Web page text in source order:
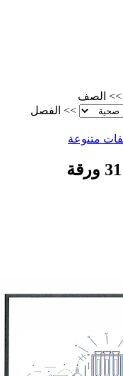
الصف
>> الفصل
متنوعة